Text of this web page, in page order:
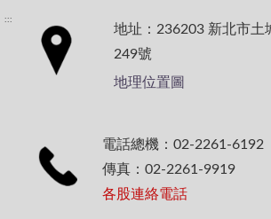
:::
地址：236203 新北市土
249號
地理位置圖
電話總機：02-2261-6192
傳真：02-2261-9919
各股連絡電話